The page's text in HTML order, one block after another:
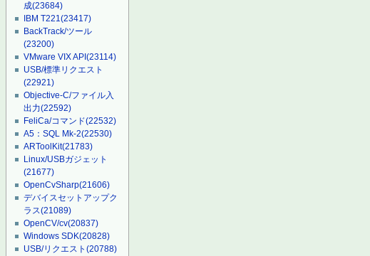
成(23684)
IBM T221(23417)
BackTrack/ツール
(23200)
VMware VIX API(23114)
USB/標準リクエスト
(22921)
Objective-C/ファイル入
出力(22592)
FeliCa/コマンド(22532)
A5：SQL Mk-2(22530)
ARToolKit(21783)
Linux/USBガジェット
(21677)
OpenCvSharp(21606)
デバイスセットアップク
ラス(21089)
OpenCV/cv(20837)
Windows SDK(20828)
USB/リクエスト(20788)